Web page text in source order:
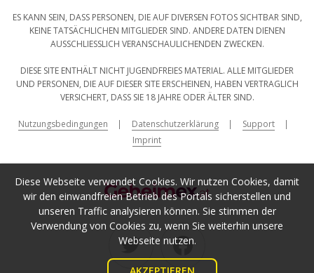
Diese Webseite verwendet Cookies. Wir nutzen Cookies, damit
wir den einwandfreien Betrieb des Portals sicherstellen und
unseren Traffic analysieren können. Sie stimmen der
Verwendung von Cookies zu, wenn Sie weiterhin unsere
Webseite nutzen.
ES KANN SEIN, DASS PERSONEN, DIE AUF DIVERSEN FOTOS SICHTBAR SIND,
KEINE TATSÄCHLICHEN MITGLIEDER SIND. ANDERE DATEN DIENEN
AUSSCHLIESSLICH VERANSCHAULICHENDEN ZWECKEN.
DIESE SITE ENTHÄLT NICHT JUGENDFREIES MATERIAL. ALLE MITGLIEDER
UND PERSONEN, DIE AUF DIESER SITE ERSCHEINEN, HABEN VERTRAGLICH
VERSICHERT, DASS SIE 18 JAHRE ODER ÄLTER SIND.
Nutzungsbedingungen Datenschutzerklärung
Support
Imprint